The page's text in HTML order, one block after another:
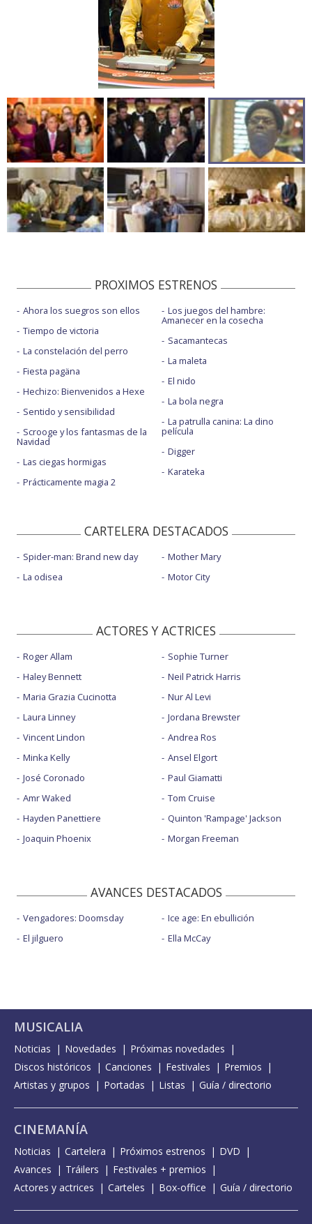
PROXIMOS ESTRENOS
Ahora los suegros son ellos
Tiempo de victoria
La constelación del perro
Fiesta pagäna
Hechizo: Bienvenidos a Hexe
Sentido y sensibilidad
Scrooge y los fantasmas de la
Navidad
Las ciegas hormigas
Prácticamente magia 2
Los juegos del hambre:
Amanecer en la cosecha
Sacamantecas
La maleta
El nido
La bola negra
La patrulla canina: La dino
película
Digger
Karateka
CARTELERA DESTACADOS
Spider-man: Brand new day
La odisea
Mother Mary
Motor City
ACTORES Y ACTRICES
Roger Allam
Haley Bennett
Maria Grazia Cucinotta
Laura Linney
Vincent Lindon
Minka Kelly
José Coronado
Amr Waked
Hayden Panettiere
Joaquin Phoenix
Sophie Turner
Neil Patrick Harris
Nur Al Levi
Jordana Brewster
Andrea Ros
Ansel Elgort
Paul Giamatti
Tom Cruise
Quinton 'Rampage' Jackson
Morgan Freeman
AVANCES DESTACADOS
Vengadores: Doomsday
El jilguero
Ice age: En ebullición
Ella McCay
MUSICALIA
Noticias Novedades
Próximas novedades
Discos históricos
Canciones Festivales
Premios
Artistas y grupos
Portadas Listas Guía / directorio
CINEMANÍA
Noticias Cartelera Próximos estrenos
DVD
Avances
Tráilers
Festivales + premios
Actores y actrices
Carteles Box-office Guía / directorio